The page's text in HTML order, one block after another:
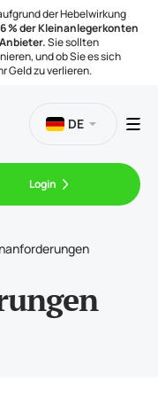
der Hebelwirkung
% der Kleinanlegerkonten
Sie sollten
und ob Sie es sich
Geld zu verlieren.
DE
Login